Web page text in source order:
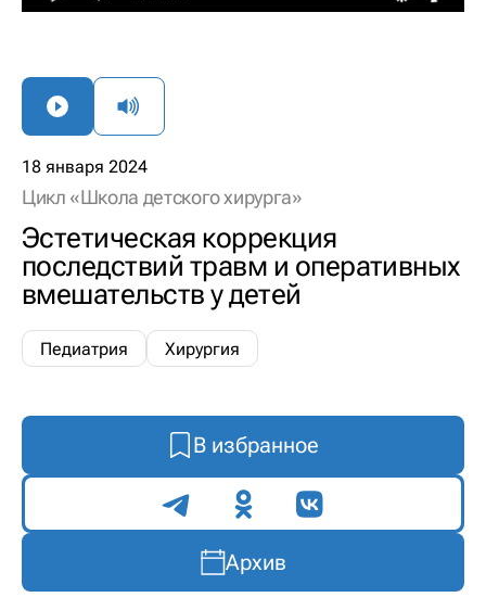
18 января 2024
Цикл «Школа детского хирурга»
Эстетическая коррекция
последствий травм и оперативных
вмешательств у детей
Педиатрия Хирургия
В избранное
Поделиться
Архив